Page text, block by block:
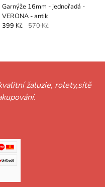
Garnýže 16mm - jednořadá -
VERONA - antik
399 Kč 570 Kč
žaluzie, rolety,sítě